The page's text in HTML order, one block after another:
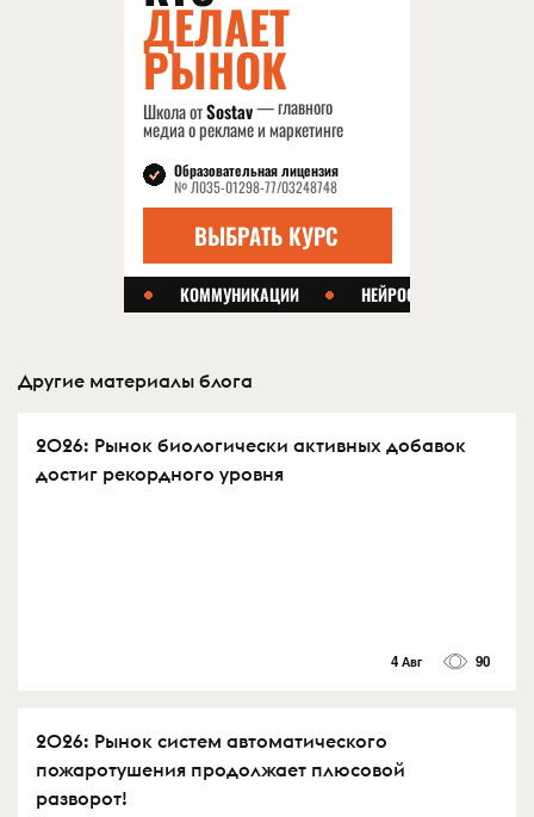
Другие материалы блога
2026: Рынок биологически активных добавок
достиг рекордного уровня
4 Авг 90
2026: Рынок систем автоматического
пожаротушения продолжает плюсовой
разворот!